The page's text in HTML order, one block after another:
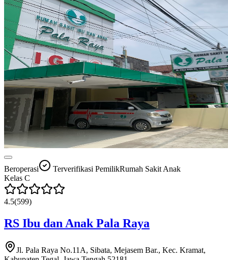
Beroperasi Terverifikasi PemilikRumah Sakit Anak
Kelas C
4.5(599)
RS Ibu dan Anak Pala Raya
Jl. Pala Raya No.11A, Sibata, Mejasem Bar., Kec. Kramat,